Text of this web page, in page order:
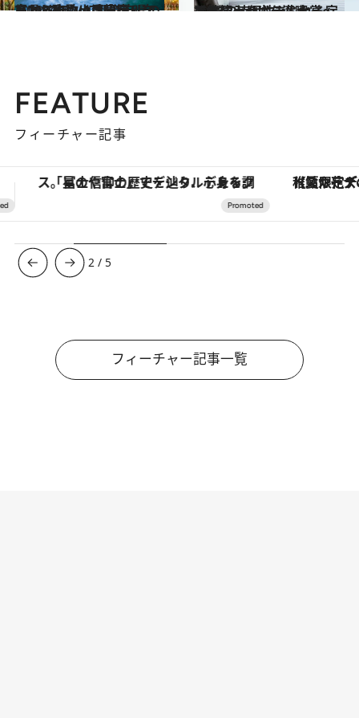
2022.8.30
【2022年】47都道府県の ひとりにいい温泉宿リスト118選！ ～兵庫県＆奈良県＆和歌山県篇～
旅＆お出かけ 2022.7.5
お気に入りホテル大賞～近畿篇～ 個性あふれる宿で“旅の幸せ”を満喫
旅＆お出かけ
FEATURE
フィーチャー記事
【夏限定ディナーコース】旬を迎える稚鮎や花ズッキーニなどをイタリア・トスカーナの郷土料理の手法で満喫！ 【銀座で出合う最旬美容】美髪ケアや上質
3 / 5
フィーチャー記事一覧